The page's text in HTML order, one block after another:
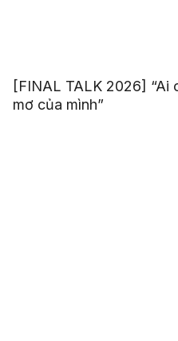
[FINAL TALK 2026] “Ai
mơ của mình”